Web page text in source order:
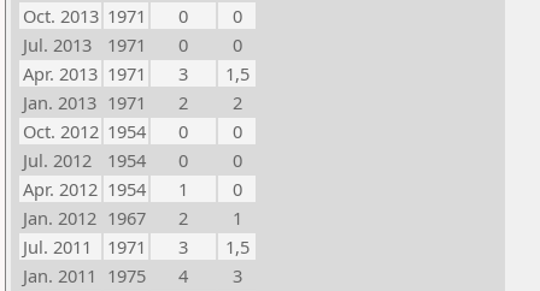
Oct. 2013 1971 0
0
Jul. 2013
1971 0
0
Apr. 2013 1971 3
1,5
Jan. 2013 1971 2
2
Oct. 2012 1954 0
0
Jul. 2012
1954 0
0
Apr. 2012 1954 1
0
Jan. 2012 1967 2
1
Jul. 2011
1971 3
1,5
Jan. 2011 1975 4
3